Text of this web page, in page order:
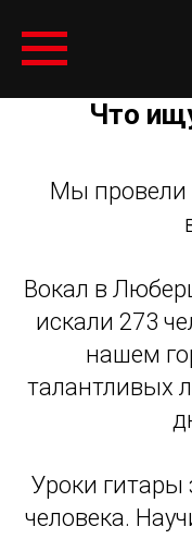
Что
Мы провели
Вокал в
искали 273
нашем
талантливых
Уроки гитары
человека.